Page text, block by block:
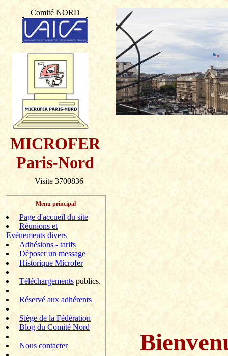
Comité NORD
MICROFER
Paris-Nord
Visite 3700836
Menu principal
Page d'accueil du site
Réunions et
Evènements divers
Adhésions - tarifs
Déposer un message
Historique Microfer
Téléchargements publics.
Réservé aux adhérents
Siège de la Fédération
Blog du Comité Nord
Nous contacter